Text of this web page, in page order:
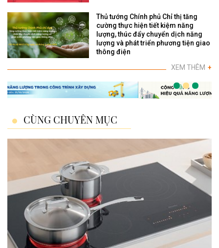
Thủ tướng Chính phủ Chỉ thị tăng
cường thực hiện tiết kiệm năng
lượng, thúc đẩy chuyển dịch năng
lượng và phát triển phương tiện giao
thông điện
XEM THÊM +
CÙNG CHUYÊN MỤC